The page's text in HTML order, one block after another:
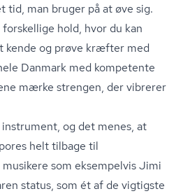
tid, man bruger på at øve sig.
hold, hvor du kan
kende og prøve kræfter med
Danmark med kompetente
mærke strengen, der vibrerer
og det menes, at
helt tilbage til
som eksempelvis Jimi
status, som ét af de vigtigste